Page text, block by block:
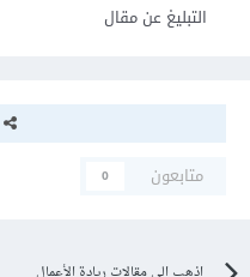
التبليغ عن مقال
متابعون
0